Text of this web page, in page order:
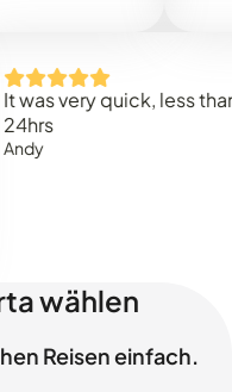
very quick, less than
wählen
Reisen einfach.